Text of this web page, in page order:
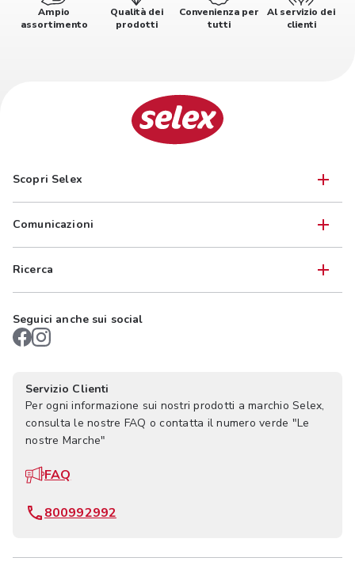
Ampio
assortimento
Qualità dei
prodotti
Convenienza per
tutti
Al servizio dei
clienti
Scopri Selex
Comunicazioni
Ricerca
Seguici anche sui social
Servizio Clienti
Per ogni informazione sui nostri prodotti a marchio Selex,
consulta le nostre FAQ o contatta il numero verde "Le
nostre Marche"
FAQ
800992992